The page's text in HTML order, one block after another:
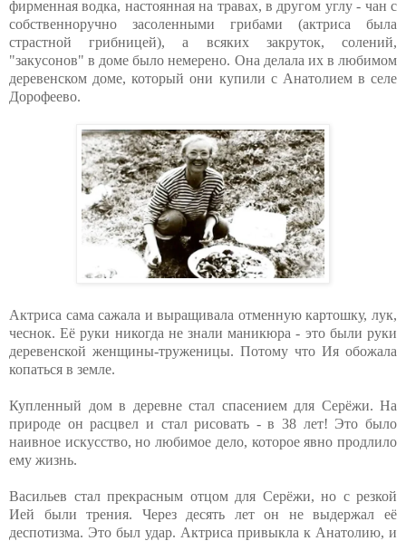
фирменная водка, настоянная на травах, в другом углу - чан с
собственноручно засоленными грибами (актриса была
страстной грибницей), а всяких закруток, солений,
"закусонов" в доме было немерено. Она делала их в любимом
деревенском доме, который они купили с Анатолием в селе
Дорофеево.
Актриса сама сажала и выращивала отменную картошку, лук,
чеснок. Её руки никогда не знали маникюра - это были руки
деревенской женщины-труженицы. Потому что Ия обожала
копаться в земле.
Купленный дом в деревне стал спасением для Серёжи. На
природе он расцвел и стал рисовать - в 38 лет! Это было
наивное искусство, но любимое дело, которое явно продлило
ему жизнь.
Васильев стал прекрасным отцом для Серёжи, но с резкой
Ией были трения. Через десять лет он не выдержал её
деспотизма. Это был удар. Актриса привыкла к Анатолию, и